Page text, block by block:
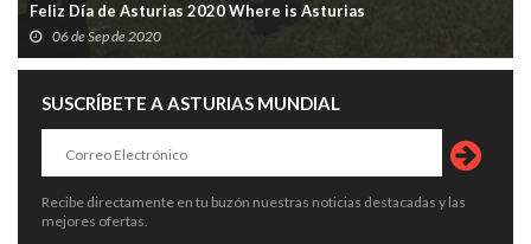
Feliz Día de Asturias 2020 Where is Asturias
06 de Sep de 2020
SUSCRÍBETE A ASTURIAS MUNDIAL
Recibe directamente en tu buzón nuestras noticias destacadas y las
mejores ofertas.